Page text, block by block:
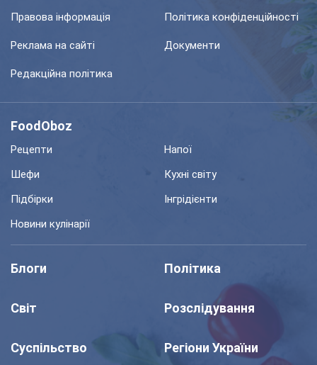
Правова інформація Політика конфіденційності
Реклама на сайті Документи
Редакційна політика
FoodOboz
Рецепти
Напої
Шефи
Кухні світу
Підбірки
Інгрідієнти
Новини кулінарії
Блоги Політика
Світ Розслідування
Суспільство Регіони України